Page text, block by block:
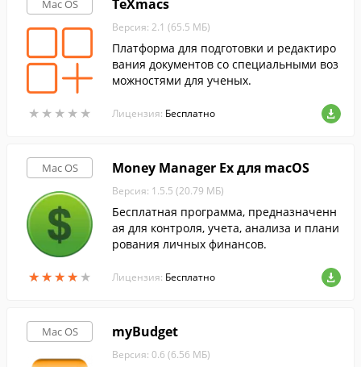
Mac OS
★ ★ ★ ★ ★
★ ★ ★ ★ ★
TeXmacs
Версия: 2.1 (65.5 МБ)
Платформа для подготовки и редактиро
вания документов со специальными воз
можностями для ученых.
Лицензия: Бесплатно
Mac OS
★★★★ ★
★★★★ ★
Money Manager Ex для macOS
Версия: 1.5.5 (20.79 МБ)
Бесплатная программа, предназначенн
ая для контроля, учета, анализа и плани
рования личных финансов.
Лицензия: Бесплатно
Mac OS myBudget
Версия: 0.6 (6.56 МБ)